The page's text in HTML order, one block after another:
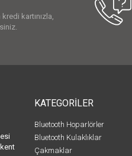
kartınızla,
KATEGORİLER
Bluetooth Hoparlörler
Bluetooth Kulaklıklar
Çakmaklar